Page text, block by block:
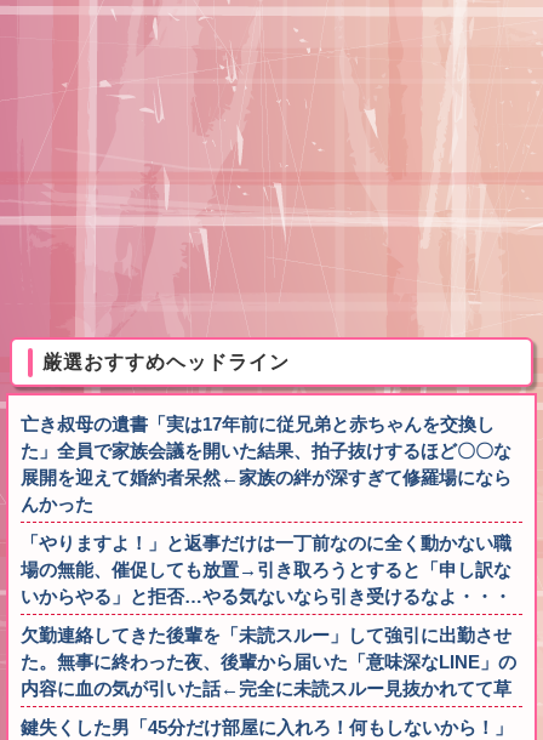
厳選おすすめヘッドライン
亡き叔母の遺書「実は17年前に従兄弟と赤ちゃんを交換し
た」全員で家族会議を開いた結果、拍子抜けするほど〇〇な
展開を迎えて婚約者呆然←家族の絆が深すぎて修羅場になら
んかった
「やりますよ！」と返事だけは一丁前なのに全く動かない職
場の無能、催促しても放置→引き取ろうとすると「申し訳な
いからやる」と拒否…やる気ないなら引き受けるなよ・・・
欠勤連絡してきた後輩を「未読スルー」して強引に出勤させ
た。無事に終わった夜、後輩から届いた「意味深なLINE」の
内容に血の気が引いた話←完全に未読スルー見抜かれてて草
鍵失くした男「45分だけ部屋に入れろ！何もしないから！」